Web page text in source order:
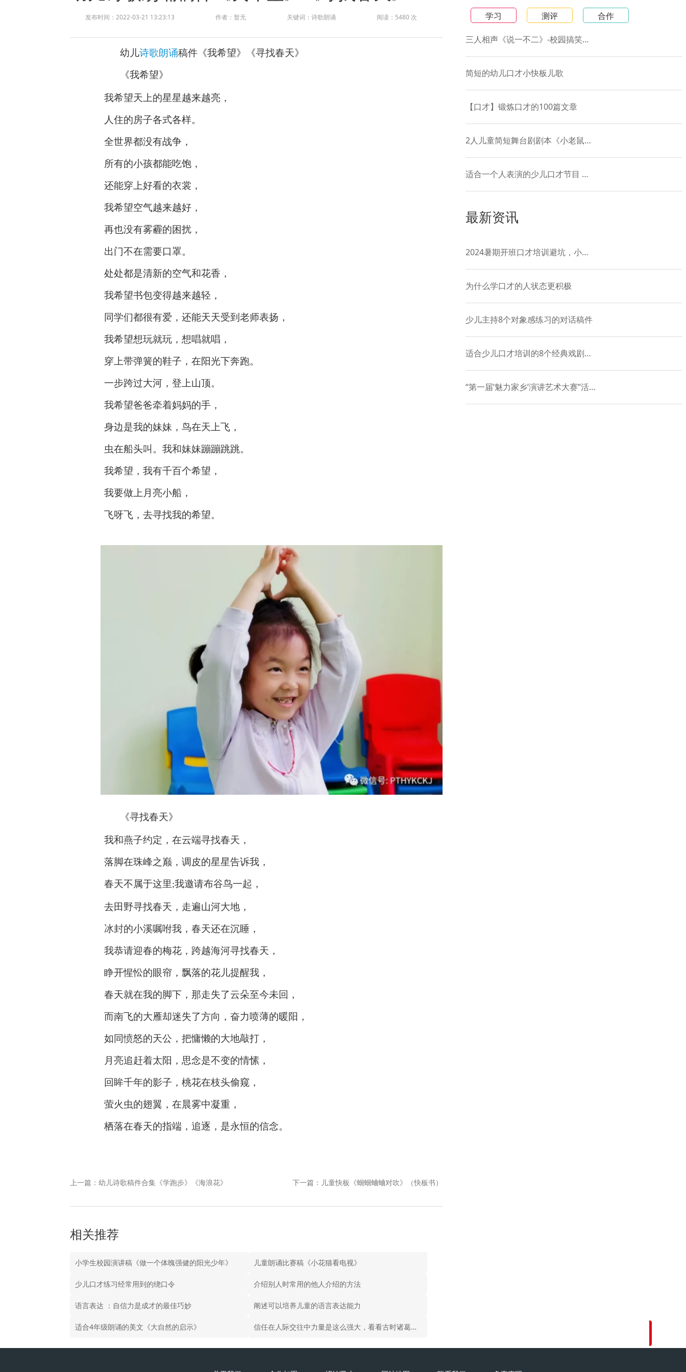
发布时间：2022-03-21 13:23:13 作者：暂无 关键词：诗歌朗诵 阅读：5480 次
幼儿诗歌朗诵稿件《我希望》《寻找春天》
《我希望》
我希望天上的星星越来越亮，
人住的房子各式各样。
全世界都没有战争，
所有的小孩都能吃饱，
还能穿上好看的衣裳，
我希望空气越来越好，
再也没有雾霾的困扰，
出门不在需要口罩。
处处都是清新的空气和花香，
我希望书包变得越来越轻，
同学们都很有爱，还能天天受到老师表扬，
我希望想玩就玩，想唱就唱，
穿上带弹簧的鞋子，在阳光下奔跑。
一步跨过大河，登上山顶。
我希望爸爸牵着妈妈的手，
身边是我的妹妹，鸟在天上飞，
虫在船头叫。我和妹妹蹦蹦跳跳。
我希望，我有千百个希望，
我要做上月亮小船，
飞呀飞，去寻找我的希望。
《寻找春天》
我和燕子约定，在云端寻找春天，
落脚在珠峰之巅，调皮的星星告诉我，
春天不属于这里;我邀请布谷鸟一起，
去田野寻找春天，走遍山河大地，
冰封的小溪嘱咐我，春天还在沉睡，
我恭请迎春的梅花，跨越海河寻找春天，
睁开惺忪的眼帘，飘落的花儿提醒我，
春天就在我的脚下，那走失了云朵至今未回，
而南飞的大雁却迷失了方向，奋力喷薄的暖阳，
如同愤怒的天公，把慵懒的大地敲打，
月亮追赶着太阳，思念是不变的情愫，
回眸千年的影子，桃花在枝头偷窥，
萤火虫的翅翼，在晨雾中凝重，
栖落在春天的指端，追逐，是永恒的信念。
上一篇：幼儿诗歌稿件合集《学跑步》《海浪花》 下一篇：儿童快板《蝈蝈蛐蛐对吹》（快板书）
相关推荐
小学生校园演讲稿《做一个体魄强健的阳光少年》 儿童朗诵比赛稿《小花猫看电视》
少儿口才练习经常用到的绕口令 介绍别人时常用的他人介绍的方法
语言表达 ：自信力是成才的最佳巧妙 阐述可以培养儿童的语言表达能力
适合4年级朗诵的美文《大自然的启示》 信任在人际交往中力量是这么强大，看看古时诸葛瑾就明白了
学习 测评 合作
三人相声《说一不二》-校园搞笑短剧本
简短的幼儿口才小快板儿歌
【口才】锻炼口才的100篇文章
2人儿童简短舞台剧剧本《小老鼠和落叶的故事》
适合一个人表演的少儿口才节目 贯口《十道黑》
最新资讯
2024暑期开班口才培训避坑，小主持课程-语慧9年品牌授权
为什么学口才的人状态更积极
少儿主持8个对象感练习的对话稿件
适合少儿口才培训的8个经典戏剧表演对白
“第一届‘魅力家乡’演讲艺术大赛”活动正式启动